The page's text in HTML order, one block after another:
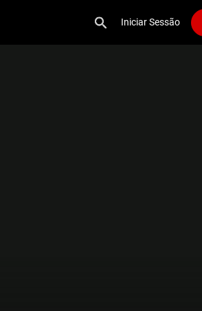
Iniciar Sessão